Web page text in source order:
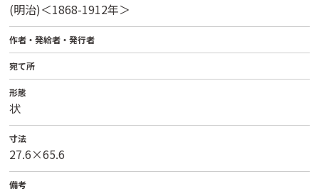
(明治)＜1868-1912年＞
作者・発給者・発行者
宛て所
形態
状
寸法
27.6×65.6
備考